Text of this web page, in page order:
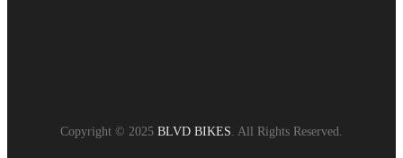
Copyright © 2025 BLVD BIKES . All Rights Reserved.